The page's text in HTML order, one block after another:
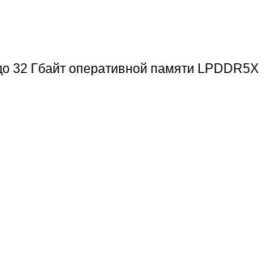
32 Гбайт оперативной памяти LPDDR5X